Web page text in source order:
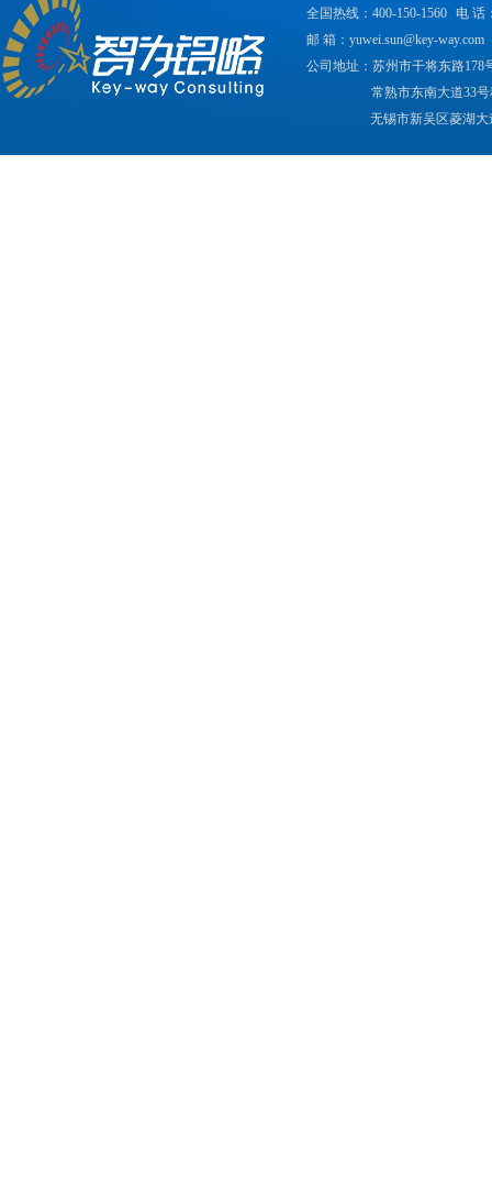
全国热线：400-150-1560 电 话
邮 箱：yuwei.sun@key-way.com
公司地址：苏州市干将东路178
常熟市东南大道33
无锡市新吴区菱湖大